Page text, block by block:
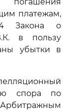
платежам,
Закона о
в пользу
убытки в
спора по